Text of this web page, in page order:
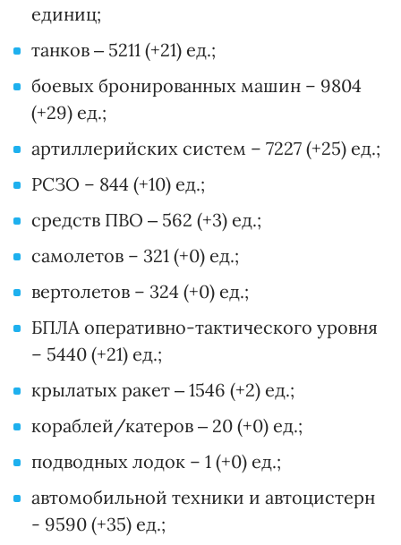
единиц;
танков ‒ 5211 (+21) ед.;
боевых бронированных машин – 9804
(+29) ед.;
артиллерийских систем – 7227 (+25) ед.;
РСЗО – 844 (+10) ед.;
средств ПВО ‒ 562 (+3) ед.;
самолетов – 321 (+0) ед.;
вертолетов – 324 (+0) ед.;
БПЛА оперативно-тактического уровня
– 5440 (+21) ед.;
крылатых ракет ‒ 1546 (+2) ед.;
кораблей/катеров ‒ 20 (+0) ед.;
подводных лодок – 1 (+0) ед.;
автомобильной техники и автоцистерн
- 9590 (+35) ед.;